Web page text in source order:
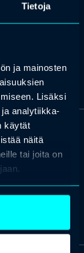
Tietoja
ja mainosten
Lisäksi
analytiikka-
käytät
näitä
tai joita on